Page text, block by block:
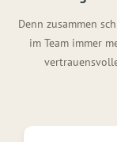
Denn zusammen
im Team immer